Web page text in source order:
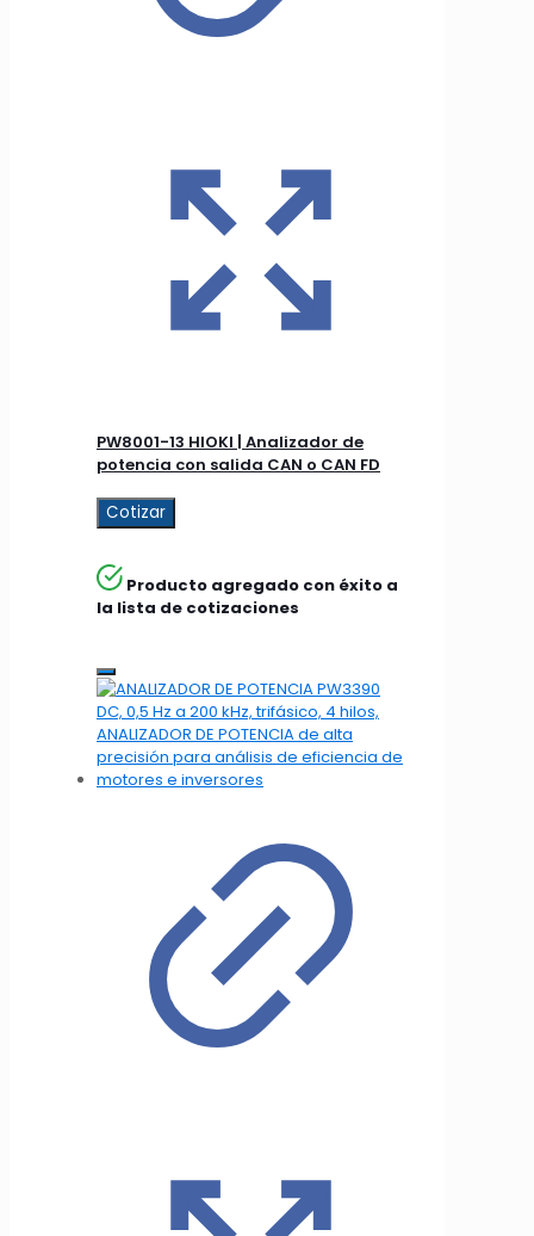
PW8001-13 HIOKI | Analizador de
potencia con salida CAN o CAN FD
Cotizar
Producto agregado con éxito a
la lista de cotizaciones